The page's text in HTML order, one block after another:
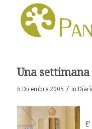
Una settimana
6 Dicembre 2005 / in